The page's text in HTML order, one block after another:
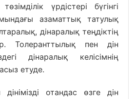
үрдістері бүгінгі
азаматтық татулық
дінаралық теңдіктің
Толеранттылық пен дін
дінаралық келісімнің
етуде.
отандас өзге дін